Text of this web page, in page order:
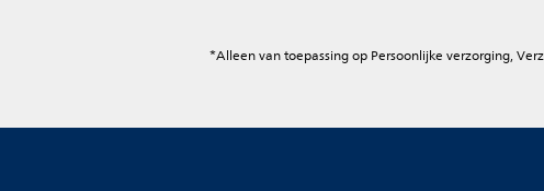
*Alleen van toepassing op Persoonlijke verzorging,